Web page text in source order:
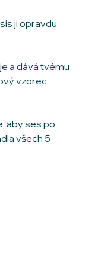
ji opravdu
a dává tvému
vzorec
aby ses po
všech 5